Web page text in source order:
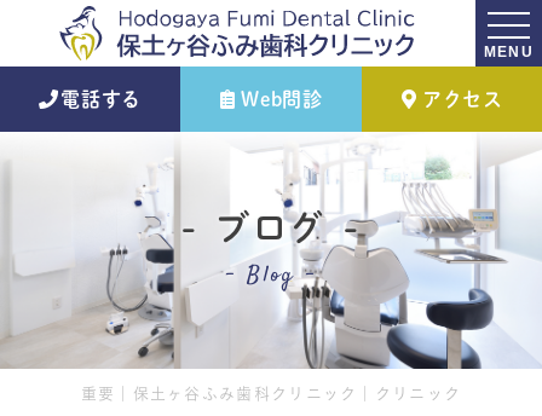
MENU
電話する Web問診 アクセス
ブログ
Blog
重要｜保土ヶ谷ふみ歯科クリニック｜クリニック